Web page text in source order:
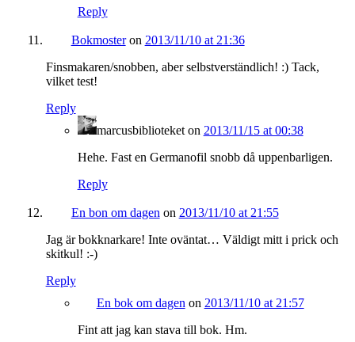
Reply
Bokmosteron 2013/11/10 at 21:36
Finsmakaren/snobben, aber selbstverständlich! :) Tack,
vilket test!
Reply
marcusbiblioteketon 2013/11/15 at 00:38
Hehe. Fast en Germanofil snobb då uppenbarligen.
Reply
En bon om dagen on 2013/11/10 at 21:55
Jag är bokknarkare! Inte oväntat… Väldigt mitt i prick och
skitkul! :-)
Reply
En bok om dagen on 2013/11/10 at 21:57
Fint att jag kan stava till bok. Hm.